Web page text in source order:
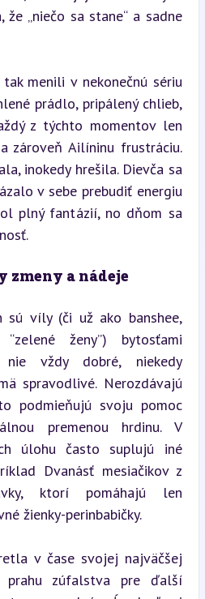
„niečo sa stane“ a sadne
menili v nekonečnú sériu
prádlo, pripálený chlieb,
z týchto momentov len
zároveň Ailíninu frustráciu.
inokedy hrešila. Dievča sa
v sebe prebudiť energiu
plný fantázií, no dňom sa
a nádeje
sú víly (či už ako banshee,
ženy”) bytosťami
nie vždy dobré, niekedy
spravodlivé. Nerozdávajú
podmieňujú svoju pomoc
premenou hrdinu. V
úlohu často suplujú iné
Dvanásť mesiačikov z
ktorí pomáhajú len
žienky-perinbabičky.
v čase svojej najväčšej
prahu zúfalstva pre ďalší